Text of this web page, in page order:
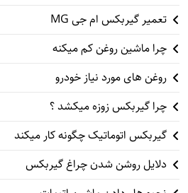
تعمیر گیربکس ام جی MG
چرا ماشین روغن کم میکنه
روغن های مورد نیاز خودرو
چرا گیربکس زوزه میکشد ؟
گیربکس اتوماتیک چگونه کار میکند
دلایل روشن شدن چراغ گیربکس